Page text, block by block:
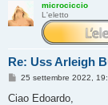
microciccio
L'eletto
Re: Uss Arleigh
M
s
25 settembre 2022,
Ciao Edoardo,